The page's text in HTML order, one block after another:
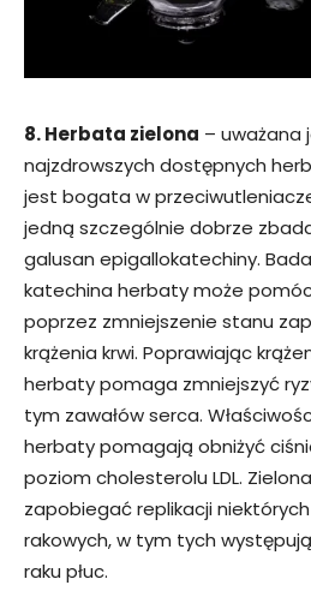
8. Herbata zielona – uważana
najzdrowszych dostępnych
jest bogata w
jedną szczególnie dobrze
galusan epigallokatechiny.
katechina herbaty może
poprzez zmniejszenie stanu
krążenia krwi. Poprawiając
herbaty pomaga zmniejszyć
tym zawałów serca.
herbaty pomagają obniżyć
poziom cholesterolu LDL.
zapobiegać replikacji
rakowych, w tym tych
raku płuc.